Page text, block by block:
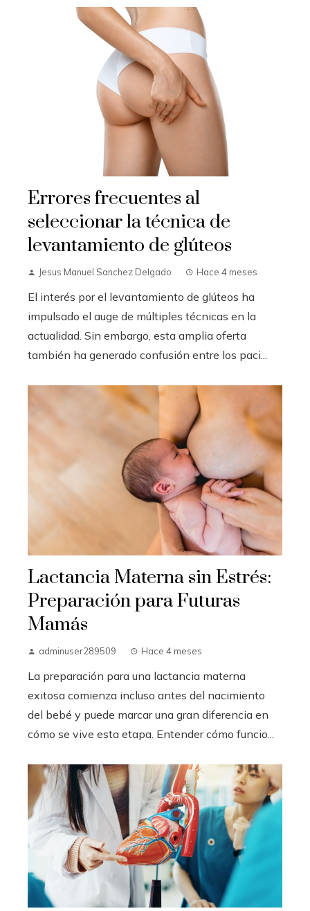
Errores frecuentes al
seleccionar la técnica de
levantamiento de glúteos
Jesus Manuel Sanchez Delgado Hace 4 meses
El interés por el levantamiento de glúteos ha
impulsado el auge de múltiples técnicas en la
actualidad. Sin embargo, esta amplia oferta
también ha generado confusión entre los paci...
Lactancia Materna sin Estrés:
Preparación para Futuras
Mamás
adminuser289509 Hace 4 meses
La preparación para una lactancia materna
exitosa comienza incluso antes del nacimiento
del bebé y puede marcar una gran diferencia en
cómo se vive esta etapa. Entender cómo funcio...